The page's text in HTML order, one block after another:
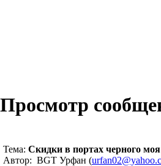
Просмотр
Тема: Скидки в портах черного
Автор: BGT Урфан (